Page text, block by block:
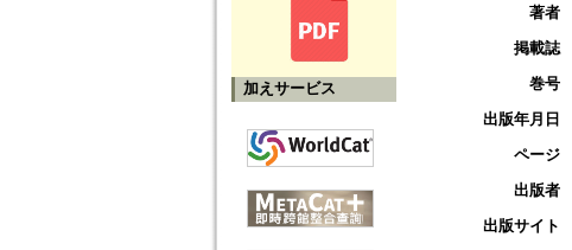
加えサービス
著者
掲載誌
巻号
出版年月日
ページ
出版者
出版サイト